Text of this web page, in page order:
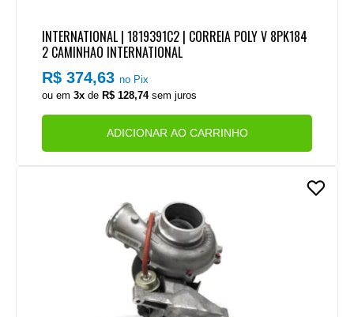
INTERNATIONAL | 1819391C2 | CORREIA POLY V 8PK184
2 CAMINHAO INTERNATIONAL
R$ 374,63no Pix
ou em3x de R$ 128,74sem juros
ADICIONAR AO CARRINHO